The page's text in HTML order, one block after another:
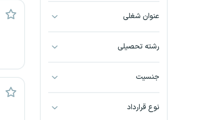
اراک
اردبیل
عنوان شغلی
رشته تحصیلی
جنسیت
نوع قرارداد